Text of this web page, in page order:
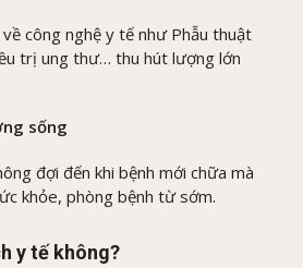
công nghệ y tế như Phẫu thuật
trị ung thư… thu hút lượng lớn
sống
đợi đến khi bệnh mới chữa mà
khỏe, phòng bệnh từ sớm.
y tế không?